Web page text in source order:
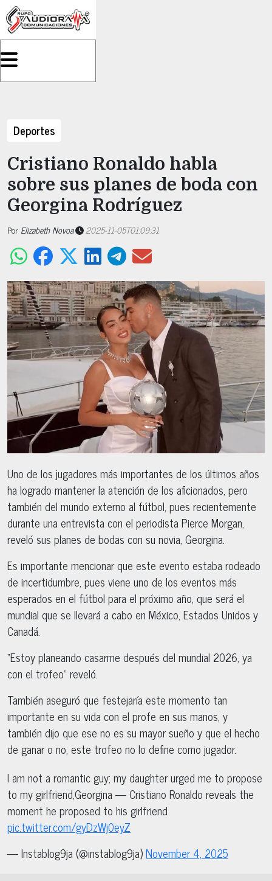
Deportes
Cristiano Ronaldo habla
sobre sus planes de boda con
Georgina Rodríguez
Por Elizabeth Novoa 2025-11-05T01:09:31
Uno de los jugadores más importantes de los últimos años
ha logrado mantener la atención de los aficionados, pero
también del mundo externo al fútbol, pues recientemente
durante una entrevista con el periodista Pierce Morgan,
reveló sus planes de bodas con su novia, Georgina.
Es importante mencionar que este evento estaba rodeado
de incertidumbre, pues viene uno de los eventos más
esperados en el fútbol para el próximo año, que será el
mundial que se llevará a cabo en México, Estados Unidos y
Canadá.
“Estoy planeando casarme después del mundial 2026, ya
con el trofeo” reveló.
También aseguró que festejaría este momento tan
importante en su vida con el profe en sus manos, y
también dijo que ese no es su mayor sueño y que el hecho
de ganar o no, este trofeo no lo define como jugador.
I am not a romantic guy; my daughter urged me to propose
to my girlfriend,Georgina — Cristiano Ronaldo reveals the
moment he proposed to his girlfriend
pic.twitter.com/gyDzWj0eyZ
— Instablog9ja (@instablog9ja)November 4, 2025